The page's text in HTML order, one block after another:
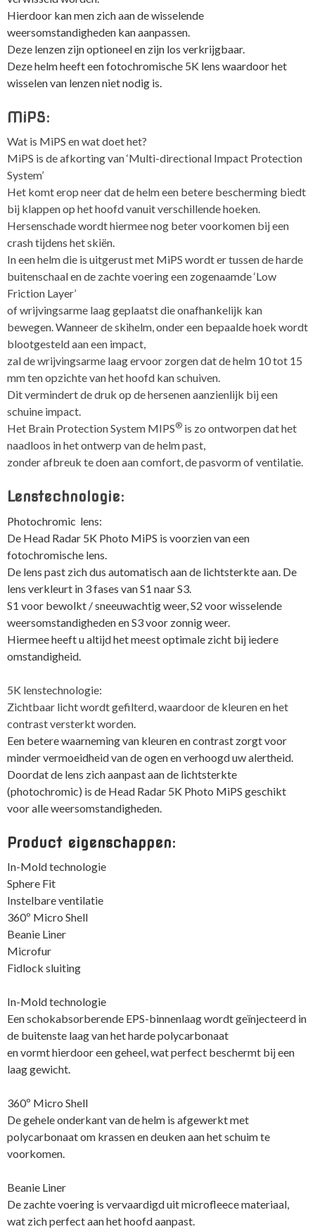
Hierdoor kan men zich aan de wisselende
weersomstandigheden kan aanpassen.
Deze lenzen zijn optioneel en zijn los verkrijgbaar.
Deze helm heeft een fotochromische 5K lens waardoor het
wisselen van lenzen niet nodig is.
MiPS:
Wat is MiPS en wat doet het?
MiPS is de afkorting van ‘Multi-directional Impact Protection
System’
Het komt erop neer dat de helm een betere bescherming biedt
bij klappen op het hoofd vanuit verschillende hoeken.
Hersenschade wordt hiermee nog beter voorkomen bij een
crash tijdens het skiën.
In een helm die is uitgerust met MiPS wordt er tussen de harde
buitenschaal en de zachte voering een zogenaamde ‘Low
Friction Layer’
of wrijvingsarme laag geplaatst die onafhankelijk kan
bewegen. Wanneer de skihelm, onder een bepaalde hoek wordt
blootgesteld aan een impact,
zal de wrijvingsarme laag ervoor zorgen dat de helm 10 tot 15
mm ten opzichte van het hoofd kan schuiven.
Dit vermindert de druk op de hersenen aanzienlijk bij een
schuine impact.
Het Brain Protection System MIPS® is zo ontworpen dat het
naadloos in het ontwerp van de helm past,
zonder afbreuk te doen aan comfort, de pasvorm of ventilatie.
Lenstechnologie:
Photochromic lens:
De Head Radar 5K Photo MiPS is voorzien van een
fotochromische lens.
De lens past zich dus automatisch aan de lichtsterkte aan. De
lens verkleurt in 3 fases van S1 naar S3.
S1 voor bewolkt / sneeuwachtig weer, S2 voor wisselende
weersomstandigheden en S3 voor zonnig weer.
Hiermee heeft u altijd het meest optimale zicht bij iedere
omstandigheid.
5K lenstechnologie:
Zichtbaar licht wordt gefilterd, waardoor de kleuren en het
contrast versterkt worden.
Een betere waarneming van kleuren en contrast zorgt voor
minder vermoeidheid van de ogen en verhoogd uw alertheid.
Doordat de lens zich aanpast aan de lichtsterkte
(photochromic) is de Head Radar 5K Photo MiPS geschikt
voor alle weersomstandigheden.
Product eigenschappen:
In-Mold technologie
Sphere Fit
Instelbare ventilatie
360º Micro Shell
Beanie Liner
Microfur
Fidlock sluiting
In-Mold technologie
Een schokabsorberende EPS-binnenlaag wordt geïnjecteerd in
de buitenste laag van het harde polycarbonaat
en vormt hierdoor een geheel, wat perfect beschermt bij een
laag gewicht.
360º Micro Shell
De gehele onderkant van de helm is afgewerkt met
polycarbonaat om krassen en deuken aan het schuim te
voorkomen.
Beanie Liner
De zachte voering is vervaardigd uit microfleece materiaal,
wat zich perfect aan het hoofd aanpast.